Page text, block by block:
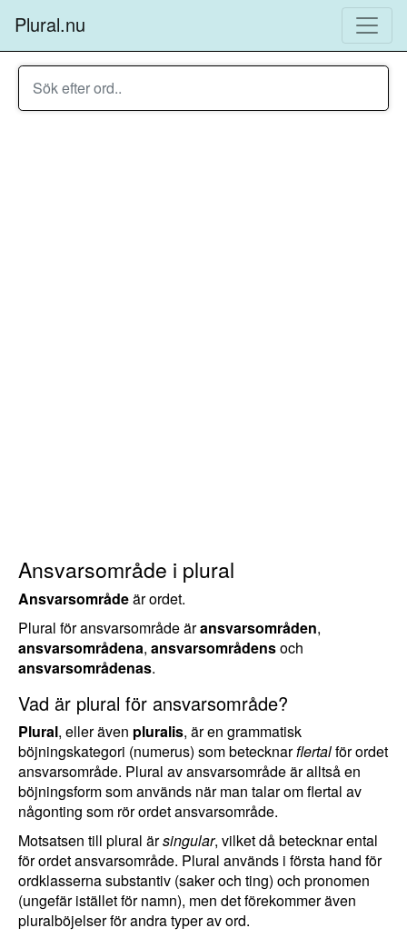
Plural.nu
Ansvarsområde i plural
Ansvarsområdeär ordet.
Plural för ansvarsområde äransvarsområden,
ansvarsområdena, ansvarsområdensoch
ansvarsområdenas.
Vad är plural för ansvarsområde?
Plural, eller även pluralis, är en grammatisk
böjningskategori (numerus) som betecknarflertalför ordet
ansvarsområde. Plural av ansvarsområde är alltså en
böjningsform som används när man talar om flertal av
någonting som rör ordet ansvarsområde.
Motsatsen till plural ärsingular, vilket då betecknar ental
för ordet ansvarsområde. Plural används i första hand för
ordklasserna substantiv (saker och ting) och pronomen
(ungefär istället för namn), men det förekommer även
pluralböjelser för andra typer av ord.